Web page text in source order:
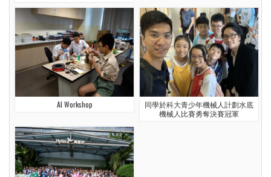
AI Workshop
同學於科大青少年機械人計劃水底
機械人比賽勇奪決賽冠軍